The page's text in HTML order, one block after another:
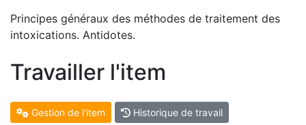
Principes généraux des méthodes de traitement des
intoxications. Antidotes.
Travailler l'item
Gestion de l'item Historique de travail